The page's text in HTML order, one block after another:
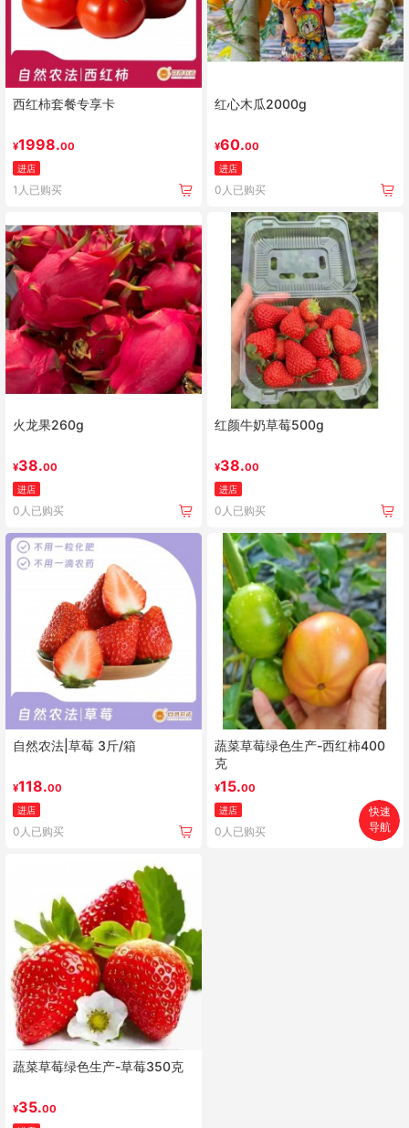
西红柿套餐专享卡
¥1998.00
进店
1人已购买
红心木瓜2000g
¥60.00
进店
0人已购买
火龙果260g
¥38.00
进店
0人已购买
红颜牛奶草莓500g
¥38.00
进店
0人已购买
自然农法|草莓 3斤/箱
¥118.00
进店
0人已购买
蔬菜草莓绿色生产-西红柿400
克
¥15.00
进店
0人已购买
蔬菜草莓绿色生产-草莓350克
¥35.00
首页
快速
导航